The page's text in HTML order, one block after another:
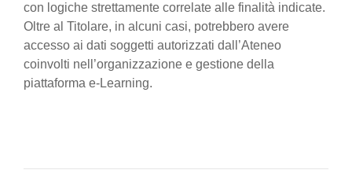
con logiche strettamente correlate alle finalità indicate.
Oltre al Titolare, in alcuni casi, potrebbero avere
accesso ai dati soggetti autorizzati dall’Ateneo
coinvolti nell’organizzazione e gestione della
piattaforma e-Learning.